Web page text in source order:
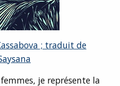
; traduit de
je représente la